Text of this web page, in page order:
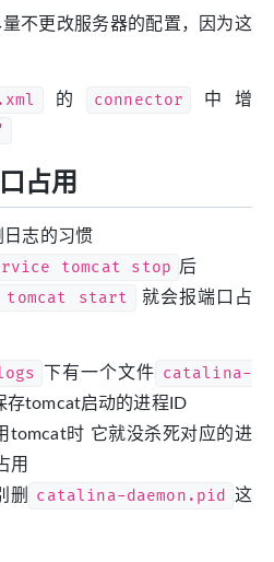
不更改服务器的配置，因为这
的 connector 中增
占用
日志的习惯
tomcat stop 后
tomcat start
就会报端口占
下有一个文件 catalina-
存tomcat启动的进程ID
tomcat时 它就没杀死对应的进
用
删
catalina-daemon.pid
这